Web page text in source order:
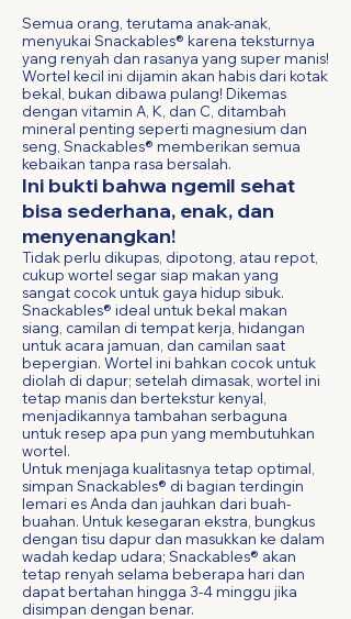
Semua orang, terutama anak-anak,
menyukai Snackables® karena teksturnya
yang renyah dan rasanya yang super manis!
Wortel kecil ini dijamin akan habis dari kotak
bekal, bukan dibawa pulang! Dikemas
dengan vitamin A, K, dan C, ditambah
mineral penting seperti magnesium dan
seng, Snackables® memberikan semua
kebaikan tanpa rasa bersalah.
Ini bukti bahwa ngemil sehat
bisa sederhana, enak, dan
menyenangkan!
Tidak perlu dikupas, dipotong, atau repot,
cukup wortel segar siap makan yang
sangat cocok untuk gaya hidup sibuk.
Snackables® ideal untuk bekal makan
siang, camilan di tempat kerja, hidangan
untuk acara jamuan, dan camilan saat
bepergian. Wortel ini bahkan cocok untuk
diolah di dapur; setelah dimasak, wortel ini
tetap manis dan bertekstur kenyal,
menjadikannya tambahan serbaguna
untuk resep apa pun yang membutuhkan
wortel.
Untuk menjaga kualitasnya tetap optimal,
simpan Snackables® di bagian terdingin
lemari es Anda dan jauhkan dari buah-
buahan. Untuk kesegaran ekstra, bungkus
dengan tisu dapur dan masukkan ke dalam
wadah kedap udara; Snackables® akan
tetap renyah selama beberapa hari dan
dapat bertahan hingga 3-4 minggu jika
disimpan dengan benar.